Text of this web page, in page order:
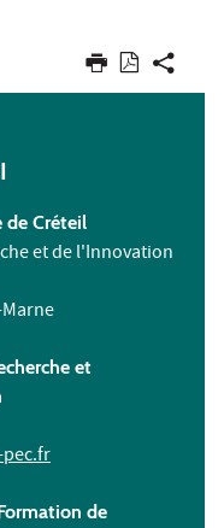
de Créteil
et de l'Innovation
et
de